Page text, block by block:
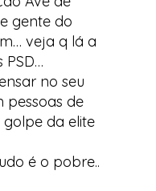
gente do
veja q lá a
PSD…
no seu
pessoas de
da elite
é o pobre..